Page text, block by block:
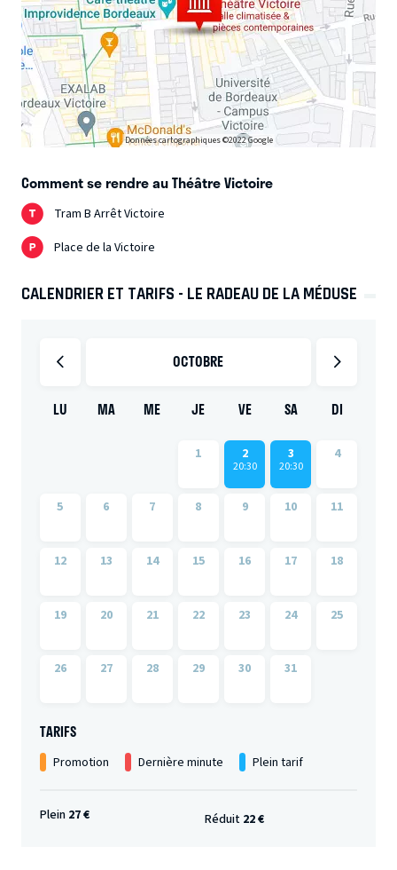
Données cartographiques ©2022 Google
Comment se rendre au Théâtre Victoire
Tram B Arrêt Victoire
Place de la Victoire
CALENDRIER ET TARIFS - LE RADEAU DE LA MÉDUSE
OCTOBRE
LU MA ME JE VE SA DI
1 2
20:30
3
20:30
4
5 6 7 8 9 10 11
12 13 14 15 16 17 18
19 20 21 22 23 24 25
26 27 28 29 30 31
TARIFS
Promotion Dernière minute Plein tarif
Plein 27 € Réduit 22 €